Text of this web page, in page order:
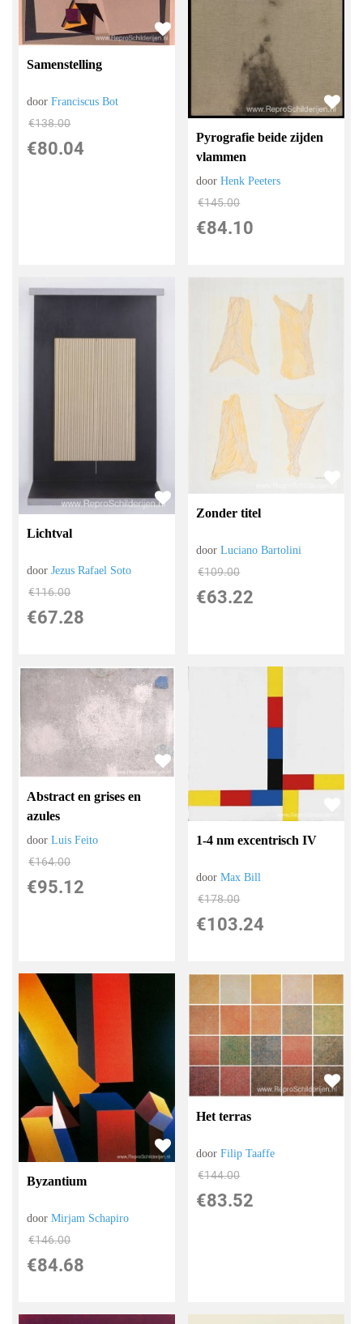
Samenstelling
doorFranciscus Bot
€138.00
€80.04
Pyrografie beide zijden
vlammen
doorHenk Peeters
€145.00
€84.10
Lichtval
doorJezus Rafael Soto
€116.00
€67.28
Zonder titel
doorLuciano Bartolini
€109.00
€63.22
Abstract en grises en
azules
doorLuis Feito
€164.00
€95.12
1-4 nm excentrisch IV
doorMax Bill
€178.00
€103.24
Byzantium
doorMirjam Schapiro
€146.00
€84.68
Het terras
doorFilip Taaffe
€144.00
€83.52